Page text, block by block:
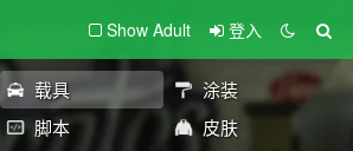
Show Adult 登入
载具
涂装
脚本
皮肤